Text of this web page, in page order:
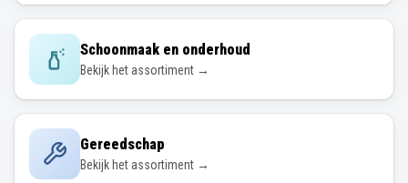
Schoonmaak en onderhoud
Bekijk het assortiment →
Gereedschap
Bekijk het assortiment →